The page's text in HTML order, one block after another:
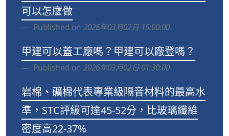
可以怎麼做
Published on 2026年03月02日 15:00:00
甲建可以蓋工廠嗎？甲建可以廠登嗎？
Published on 2026年03月02日 01:30:00
岩棉、礦棉代表專業級隔音材料的最高水
準，STC評級可達45-52分，比玻璃纖維
密度高22-37%